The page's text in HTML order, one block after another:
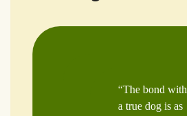
“The bond with
a true dog is as